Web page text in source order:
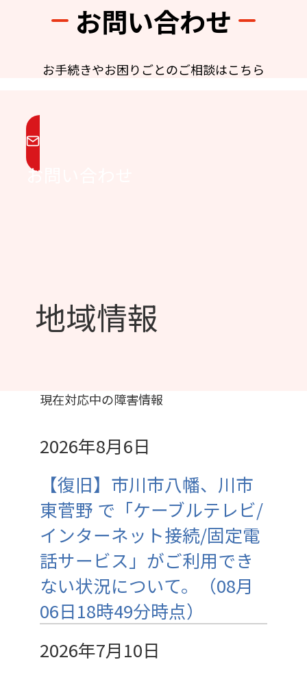
お問い合わせ
お手続きやお困りごとのご相談はこちら
お問い合わせ
地域情報
現在対応中の障害情報
2026年8月6日
【復旧】市川市八幡、川市
東菅野 で「ケーブルテレビ/
インターネット接続/固定電
話サービス」がご利用でき
ない状況について。（08月
06日18時49分時点）
2026年7月10日